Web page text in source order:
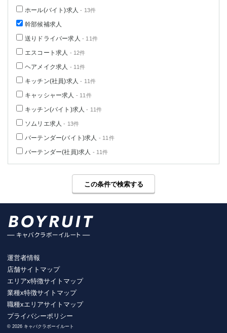
ホール(バイト)求人 - 13件
幹部候補求人
送りドライバー求人 - 11件
エスコート求人 - 12件
ヘアメイク求人 - 11件
キッチン(社員)求人 - 11件
キャッシャー求人 - 11件
キッチン(バイト)求人 - 11件
ソムリエ求人 - 13件
バーテンダー(バイト)求人 - 11件
バーテンダー(社員)求人 - 11件
この条件で検索する
運営者情報
店舗サイトマップ
エリアx特徴サイトマップ
業種x特徴サイトマップ
職種xエリアサイトマップ
プライバシーポリシー
© 2026 キャバクラボーイルート